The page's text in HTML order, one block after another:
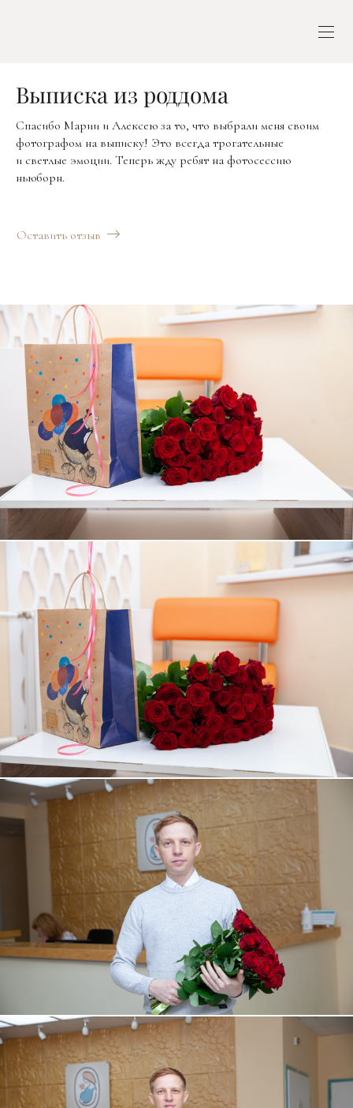
Выписка из роддома
Спасибо Марии и Алексею за то, что выбрали меня своим
фотографом на выписку! Это всегда трогательные
и светлые эмоции. Теперь жду ребят на фотосессию
ньюборн.
Оставить отзыв